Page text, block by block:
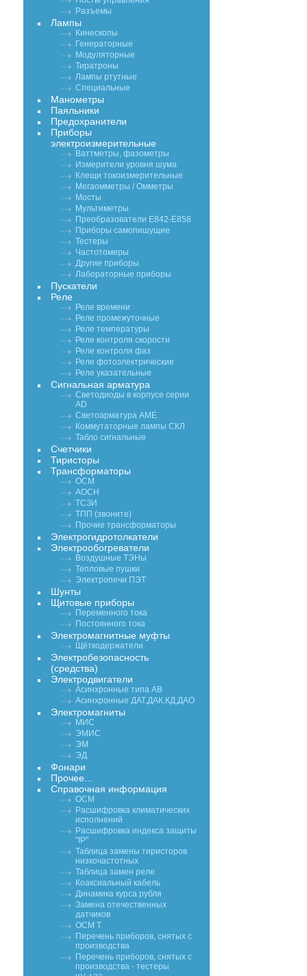
Разъемы
Лампы
Кинескопы
Генераторные
Модуляторные
Тиратроны
Лампы ртутные
Специальные
Манометры
Паяльники
Предохранители
Приборы
электроизмерительные
Ваттметры, фазометры
Измерители уровня шума
Клещи токоизмерительные
Мегаомметры / Омметры
Мосты
Мультиметры
Преобразователи Е842-Е858
Приборы самопишущие
Тестеры
Частотомеры
Другие приборы
Лабораторные приборы
Пускатели
Реле
Реле времени
Реле промежуточные
Реле температуры
Реле контроля скорости
Реле контроля фаз
Реле фотоэлектрические
Реле указательные
Сигнальная арматура
Светодиоды в корпусе серии
AD
Светоарматура АМЕ
Коммутаторные лампы СКЛ
Табло сигнальные
Счетчики
Тиристоры
Трансформаторы
ОСМ
АОСН
ТСЗИ
ТПП (звоните)
Прочие трансформаторы
Электрогидротолкатели
Электрообогреватели
Воздушные ТЭНы
Тепловые пушки
Электропечи ПЭТ
Шунты
Щитовые приборы
Переменного тока
Постоянного тока
Электромагнитные муфты
Щёткодержатели
Электробезопасность
(средства)
Электродвигатели
Асинхронные типа АВ
Асинхронные ДАТ,ДАК,КД,ДАО
Электромагниты
МИС
ЭМИС
ЭМ
ЭД
Фонари
Прочее...
Справочная информация
ОСМ
Расшифровка климатических
исполнений
Расшифровка индекса защиты
"IP"
Таблица замены тиристоров
низкочастотных
Таблица замен реле
Коаксиальный кабель
Динамика курса рубля
Замена отечественных
датчиков
ОСМ Т
Перечень приборов, снятых с
производства
Перечень приборов, снятых с
производства - тестеры